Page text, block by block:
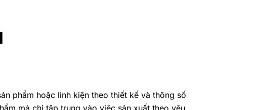
phẩm hoặc linh kiện theo thiết kế và thông số
mà chỉ tập trung vào việc sản xuất theo yêu